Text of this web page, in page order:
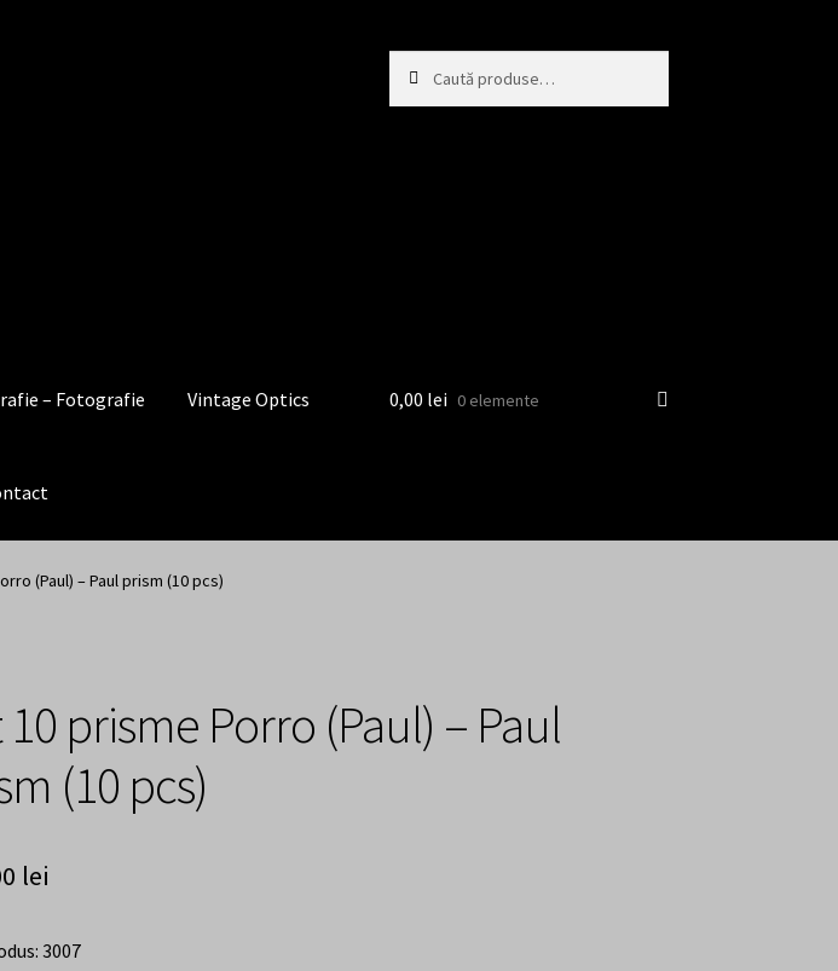
după:
– Fotografie Vintage Optics
Sample Page OpticMag
0,00 lei 0 elemente
(Paul) – Paul prism (10 pcs)
10 prisme Porro (Paul) – Paul
(10 pcs)
lei
3007